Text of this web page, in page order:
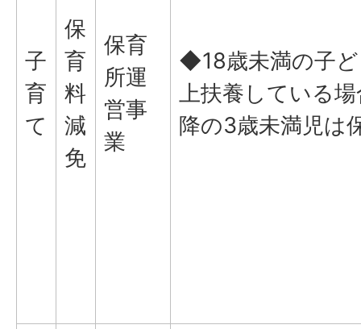
子
育
て
保
育
料
減
免
保育
所運
営事
業
◆18歳未満の子
上扶養している
降の3歳未満児は